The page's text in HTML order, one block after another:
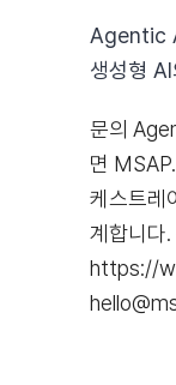
Search
Agentic
생성형 AI
문의
면
케스트레
계합니다
https://